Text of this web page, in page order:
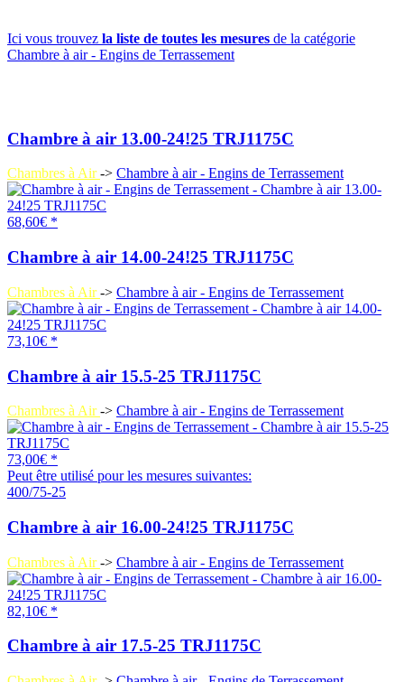
Ici vous trouvez la liste de toutes les mesures de la catégorie
Chambre à air - Engins de Terrassement
Chambre à air 13.00-24!25 TRJ1175C
Chambres à Air-> Chambre à air - Engins de Terrassement
68,60€ *
Chambre à air 14.00-24!25 TRJ1175C
Chambres à Air-> Chambre à air - Engins de Terrassement
73,10€ *
Chambre à air 15.5-25 TRJ1175C
Chambres à Air-> Chambre à air - Engins de Terrassement
73,00€ *
Peut être utilisé pour les mesures suivantes:
400/75-25
Chambre à air 16.00-24!25 TRJ1175C
Chambres à Air-> Chambre à air - Engins de Terrassement
82,10€ *
Chambre à air 17.5-25 TRJ1175C